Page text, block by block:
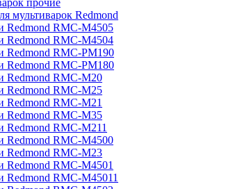
прочие
мультиварок Redmond
Redmond RMC-M4505
Redmond RMC-M4504
Redmond RMC-PM190
Redmond RMC-PM180
Redmond RMC-M20
Redmond RMC-M25
Redmond RMC-M21
Redmond RMC-M35
Redmond RMC-M211
Redmond RMC-M4500
Redmond RMC-M23
Redmond RMC-M4501
Redmond RMC-M45011